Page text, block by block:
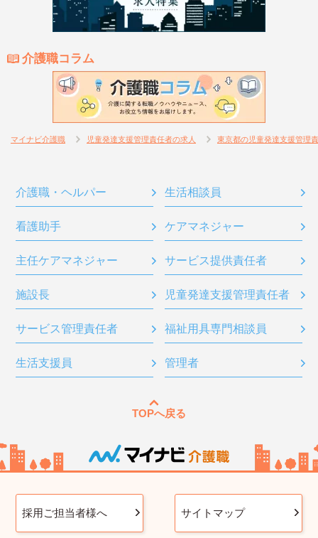
介護職コラム
マイナビ介護職 児童発達支援管理責任者の求人 東京都の児童発達支援管理
介護職・ヘルパー 生活相談員
看護助手 ケアマネジャー
主任ケアマネジャー サービス提供責任者
施設長 児童発達支援管理責任者
サービス管理責任者 福祉用具専門相談員
生活支援員 管理者
TOPへ戻る
採用ご担当者様へ サイトマップ